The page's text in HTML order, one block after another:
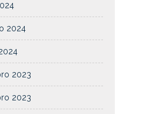
2024
2023
2023